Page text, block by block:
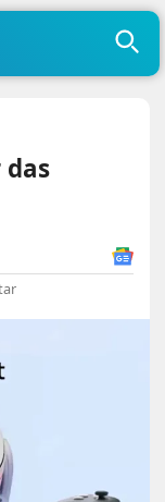
das